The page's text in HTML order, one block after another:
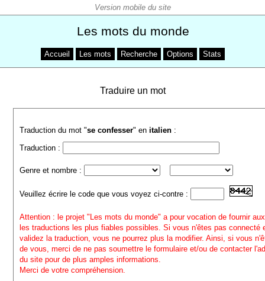
Les mots du monde
Accueil Les mots Recherche Options Stats
Traduire un mot
Traduction du mot "se confesser" enitalien :
Traduction :
Genre et nombre :
Veuillez écrire le code que vous voyez ci-contre :
Attention : le projet "Les mots du monde" a pour vocation de fournir
les traductions les plus fiables possibles. Si vous n'êtes pas connecté
validez la traduction, vous ne pourrez plus la modifier. Ainsi, si vous
de vous, merci de ne pas soumettre le formulaire et/ou de contacter
du site pour de plus amples informations.
Merci de votre compréhension.